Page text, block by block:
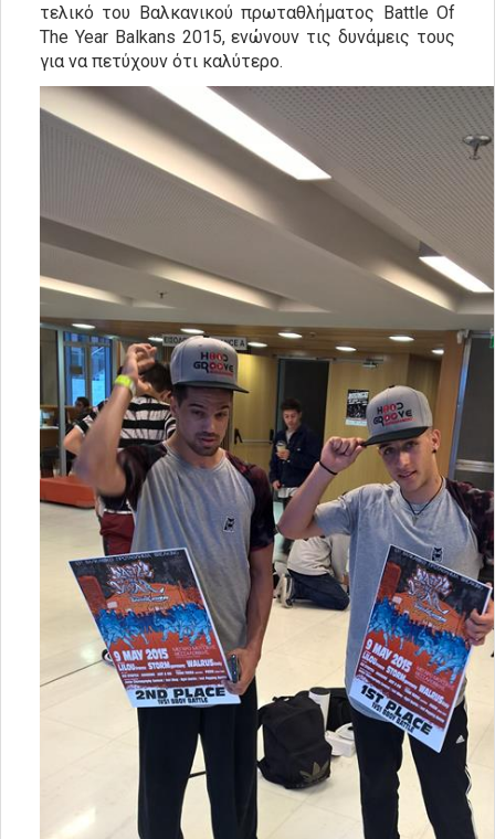
τελικό του Βαλκανικού πρωταθλήματος Battle Of
The Year Balkans 2015, ενώνουν τις δυνάμεις τους
για να πετύχουν ότι καλύτερο.